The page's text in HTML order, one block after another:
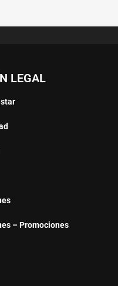
LEGAL
– Promociones